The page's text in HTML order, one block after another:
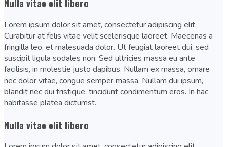
Nulla vitae elit libero
Lorem ipsum dolor sit amet, consectetur adipiscing elit.
Curabitur at felis vitae velit scelerisque laoreet. Maecenas a
fringilla leo, et malesuada dolor. Ut feugiat laoreet dui, sed
suscipit ligula sodales non. Sed ultricies massa eu ante
facilisis, in molestie justo dapibus. Nullam ex massa, ornare
nec dolor vitae, congue semper massa. Nullam dui ipsum,
blandit nec dui tristique, tincidunt condimentum eros. In hac
habitasse platea dictumst.
Nulla vitae elit libero